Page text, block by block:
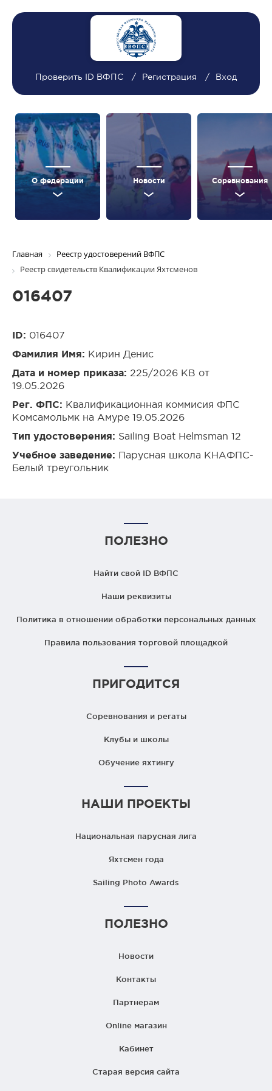
Проверить ID ВФПС Регистрация Вход
О федерации Новости Соревнования
Главная
Реестр удостоверений ВФПС
Реестр свидетельств Квалификации Яхтсменов
016407
ID: 016407
Фамилия Имя: Кирин Денис
Дата и номер приказа: 225/2026 КВ от
19.05.2026
Рег. ФПС: Квалификационная коммисия ФПС
Комсамольмк на Амуре 19.05.2026
Тип удостоверения: Sailing Boat Helmsman 12
Учебное заведение: Парусная школа КНАФПС-
Белый треугольник
ПОЛЕЗНО
Найти свой ID ВФПС
Наши реквизиты
Политика в отношении обработки персональных данных
Правила пользования торговой площадкой
ПРИГОДИТСЯ
Соревнования и регаты
Клубы и школы
Обучение яхтингу
НАШИ ПРОЕКТЫ
Национальная парусная лига
Яхтсмен года
Sailing Photo Awards
ПОЛЕЗНО
Новости
Контакты
Партнерам
Online магазин
Кабинет
Старая версия сайта